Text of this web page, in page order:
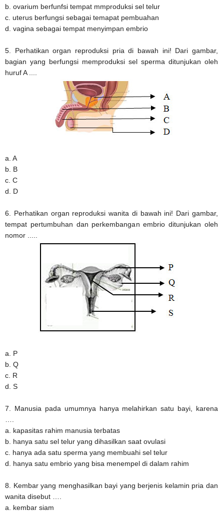
b. ovarium berfunfsi tempat mmproduksi sel telur
c. uterus berfungsi sebagai temapat pembuahan
d. vagina sebagai tempat menyimpan embrio
5. Perhatikan organ reproduksi pria di bawah ini! Dari gambar,
bagian yang berfungsi memproduksi sel sperma ditunjukan oleh
huruf A ....
a. A
b. B
c. C
d. D
6. Perhatikan organ reproduksi wanita di bawah ini! Dari gambar,
tempat pertumbuhan dan perkembangan embrio ditunjukan oleh
nomor .....
a. P
b. Q
c. R
d. S
7. Manusia pada umumnya hanya melahirkan satu bayi, karena
a. kapasitas rahim manusia terbatas
b. hanya satu sel telur yang dihasilkan saat ovulasi
c. hanya ada satu sperma yang membuahi sel telur
d. hanya satu embrio yang bisa menempel di dalam rahim
8. Kembar yang menghasilkan bayi yang berjenis kelamin pria dan
wanita disebut ….
a. kembar siam